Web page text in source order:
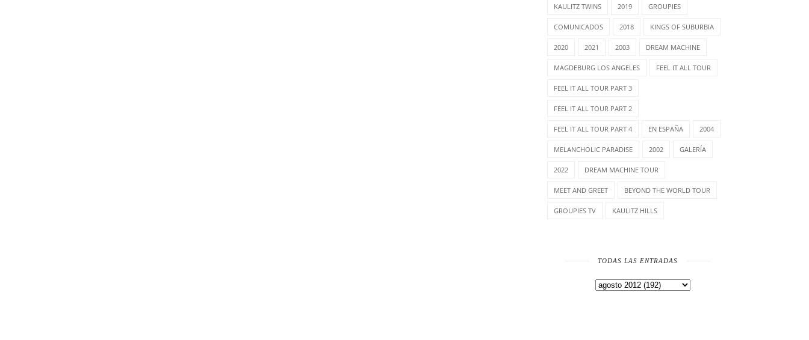
KAULITZ TWINS 2019 GROUPIES
COMUNICADOS 2018 KINGS OF SUBURBIA
2020 2021 2003 DREAM MACHINE
MAGDEBURG LOS ANGELES FEEL IT ALL TOUR
FEEL IT ALL TOUR PART 3
FEEL IT ALL TOUR PART 2
FEEL IT ALL TOUR PART 4 EN ESPAÑA 2004
MELANCHOLIC PARADISE 2002 GALERÍA
2022 DREAM MACHINE TOUR
MEET AND GREET BEYOND THE WORLD TOUR
GROUPIES TV KAULITZ HILLS
TODAS LAS ENTRADAS